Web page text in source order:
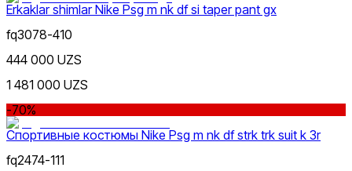
Erkaklar shimlar Nike Psg m nk df si taper pant gx
fq3078-410
444 000 UZS
1 481 000 UZS
-70%
Спортивные костюмы Nike Psg m nk df strk trk suit k 3r
fq2474-111